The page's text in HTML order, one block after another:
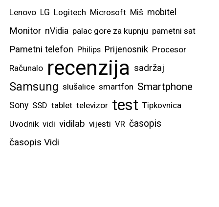
Lenovo LG Logitech Microsoft Miš mobitel
Monitor nVidia palac gore za kupnju pametni sat
Pametni telefon Philips Prijenosnik Procesor
Računalo recenzija sadržaj
Samsung slušalice smartfon Smartphone
Sony SSD tablet televizor test Tipkovnica
Uvodnik vidi vidilab vijesti VR časopis
časopis Vidi